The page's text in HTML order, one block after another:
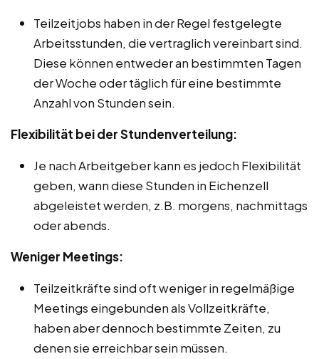
Teilzeitjobs haben in der Regel festgelegte
Arbeitsstunden, die vertraglich vereinbart sind.
Diese können entweder an bestimmten Tagen
der Woche oder täglich für eine bestimmte
Anzahl von Stunden sein.
Flexibilität bei der Stundenverteilung:
Je nach Arbeitgeber kann es jedoch Flexibilität
geben, wann diese Stunden in Eichenzell
abgeleistet werden, z.B. morgens, nachmittags
oder abends.
Weniger Meetings:
Teilzeitkräfte sind oft weniger in regelmäßige
Meetings eingebunden als Vollzeitkräfte,
haben aber dennoch bestimmte Zeiten, zu
denen sie erreichbar sein müssen.